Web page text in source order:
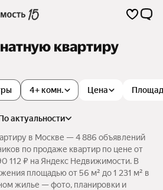
квартиру
4+ комн. Цена
по актуальности
в Москве — 4 886 объявлений
по продаже квартир по цене от
112 ₽ на Яндекс Недвижимости. В
площадью от 56 м² до 1 231 м² в
жилье — фото, планировки и